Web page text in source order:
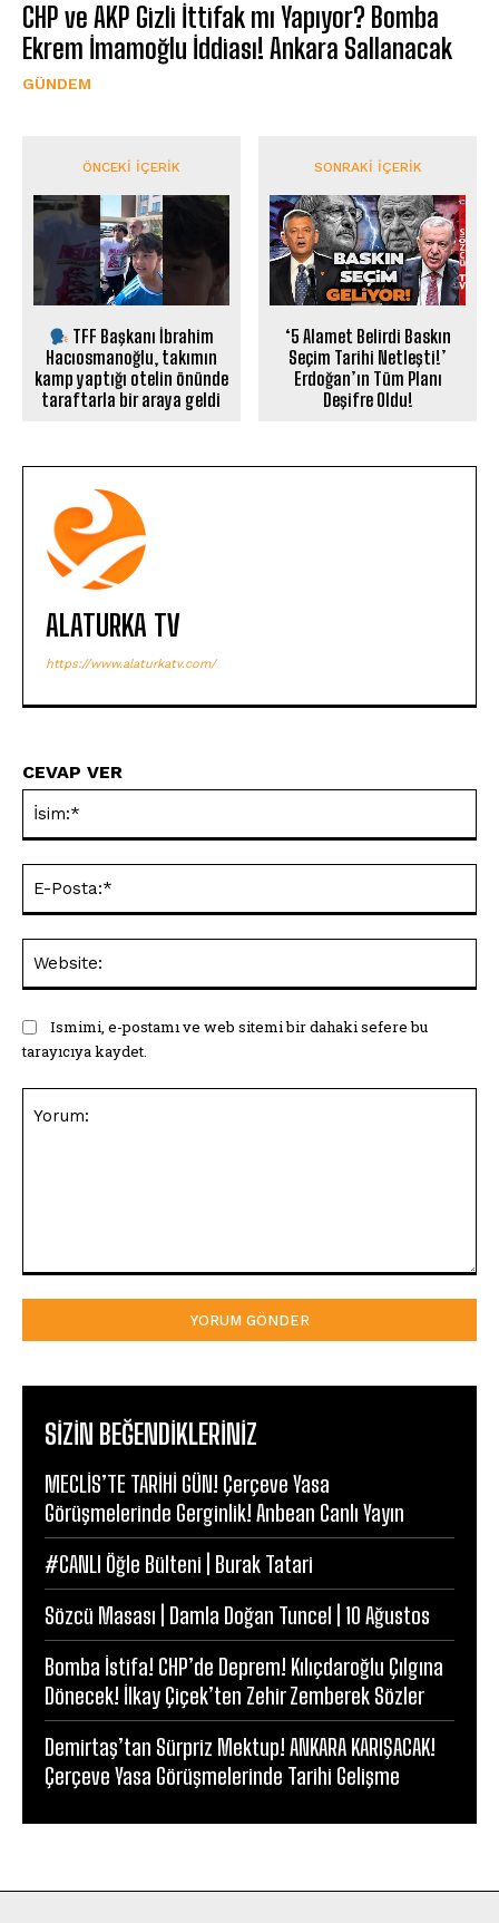
CHP ve AKP Gizli İttifak mı Yapıyor? Bomba
Ekrem İmamoğlu İddiası! Ankara Sallanacak
GÜNDEM
ÖNCEKI İÇERIK
TFF Başkanı İbrahim
Hacıosmanoğlu, takımın
kamp yaptığı otelin önünde
taraftarla bir araya geldi
SONRAKI İÇERIK
‘5 Alamet Belirdi Baskın
Seçim Tarihi Netleşti!’
Erdoğan’ın Tüm Planı
Deşifre Oldu!
ALATURKA TV
https://www.alaturkatv.com/
CEVAP VER
Ismimi, e-postamı ve web sitemi bir dahaki sefere bu
tarayıcıya kaydet.
SIZIN BEĞENDIKLERINIZ
MECLİS’TE TARİHİ GÜN! Çerçeve Yasa
Görüşmelerinde Gerginlik! Anbean Canlı Yayın
#CANLI Öğle Bülteni | Burak Tatari
Sözcü Masası | Damla Doğan Tuncel | 10 Ağustos
Bomba İstifa! CHP’de Deprem! Kılıçdaroğlu Çılgına
Dönecek! İlkay Çiçek’ten Zehir Zemberek Sözler
Demirtaş’tan Sürpriz Mektup! ANKARA KARIŞACAK!
Çerçeve Yasa Görüşmelerinde Tarihi Gelişme